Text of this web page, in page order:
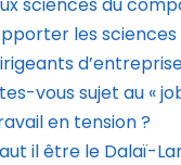
les sciences
vous sujet au «
en tension ?
il être le Dalaï-